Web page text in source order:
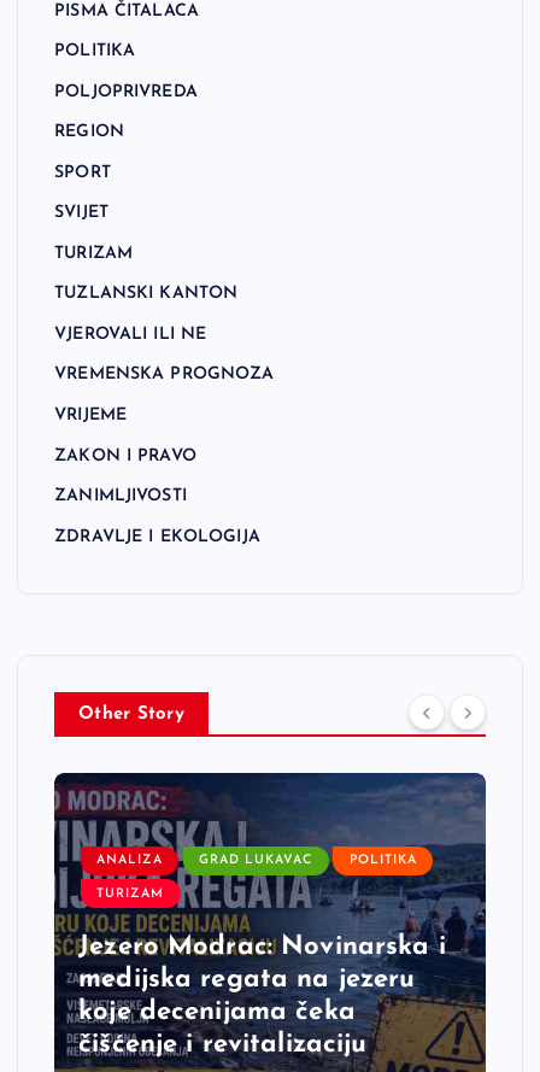
PISMA ČITALACA
POLITIKA
POLJOPRIVREDA
REGION
SPORT
SVIJET
TURIZAM
TUZLANSKI KANTON
VJEROVALI ILI NE
VREMENSKA PROGNOZA
VRIJEME
ZAKON I PRAVO
ZANIMLJIVOSTI
ZDRAVLJE I EKOLOGIJA
Other Story
ANALIZA GRAD LUKAVAC POLITIKA
TURIZAM
Jezero Modrac: Novinarska i
medijska regata na jezeru
koje decenijama čeka
čišćenje i revitalizaciju